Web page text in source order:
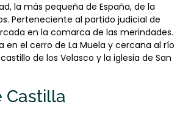
la más pequeña de España, de la
Perteneciente al partido judicial de
en la comarca de las merindades.
en el cerro de La Muela y cercana al río
de los Velasco y la iglesia de San
Castilla